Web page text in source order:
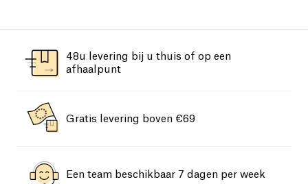
48u levering bij u thuis of op een
afhaalpunt
Gratis levering boven €69
Een team beschikbaar 7 dagen per week